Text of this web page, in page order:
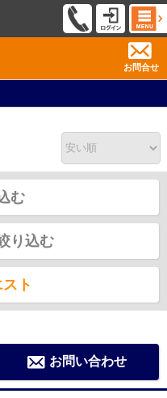
お問合せ
む
り込む
ト
お問い合わせ